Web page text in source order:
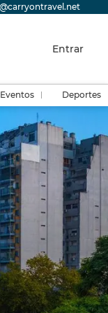
Entrar
Eventos Deportes